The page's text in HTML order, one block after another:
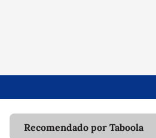
Recomendado por Taboola